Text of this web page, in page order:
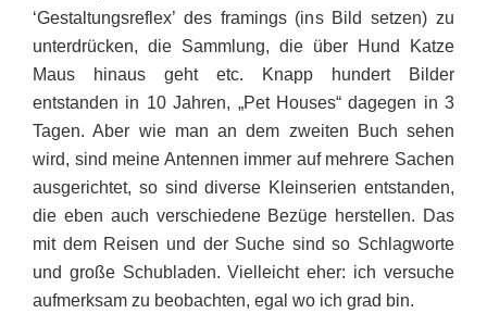
‘Gestaltungs­reflex’ des framings (ins Bild setzen) zu
unterdrücken, die Samm­lung, die über Hund Katze
Maus hinaus geht etc. Knapp hundert Bilder
entstanden in 10 Jahren, „Pet Houses“ dagegen in 3
Tagen. Aber wie man an dem zweiten Buch sehen
wird, sind meine Antennen immer auf mehrere Sachen
ausgerichtet, so sind diverse Kleinserien entstanden,
die eben auch verschiedene Bezüge herstellen. Das
mit dem Reisen und der Suche sind so Schlagworte
und große Schub­laden. Vielleicht eher: ich versuche
aufmerksam zu beobachten, egal wo ich grad bin.